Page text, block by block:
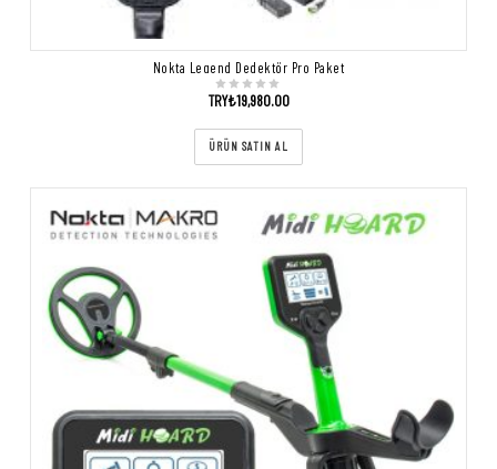
Nokta Legend Dedektör Pro Paket
TRY₺19,980.00
ÜRÜN SATIN AL